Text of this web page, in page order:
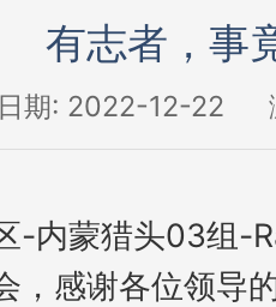
有志者，事
期: 2022-12-22
-内蒙猎头03组-
，感谢各位领导